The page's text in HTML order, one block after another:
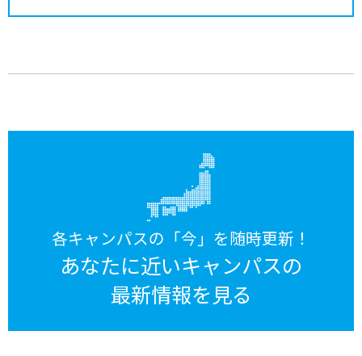
各キャンパスの「今」を随時更新！
あなたに近いキャンパスの
最新情報を見る